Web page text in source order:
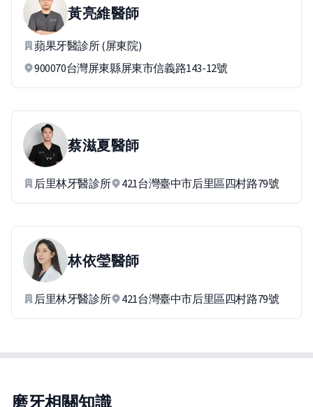
黃亮維醫師
蘋果牙醫診所 (屏東院)
900070台灣屏東縣屏東市信義路143-12號
蔡滋夏醫師
后里林牙醫診所 421台灣臺中市后里區四村路79號
林依瑩醫師
后里林牙醫診所 421台灣臺中市后里區四村路79號
磨牙相關知識